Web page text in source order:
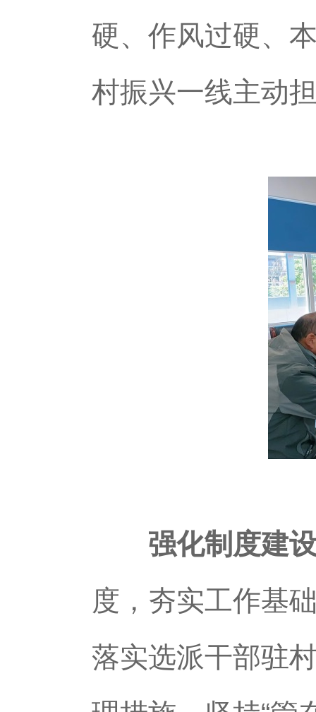
硬、作风过硬、
村振兴一线主动
强化制度建
度，夯实工作基
落实选派干部驻